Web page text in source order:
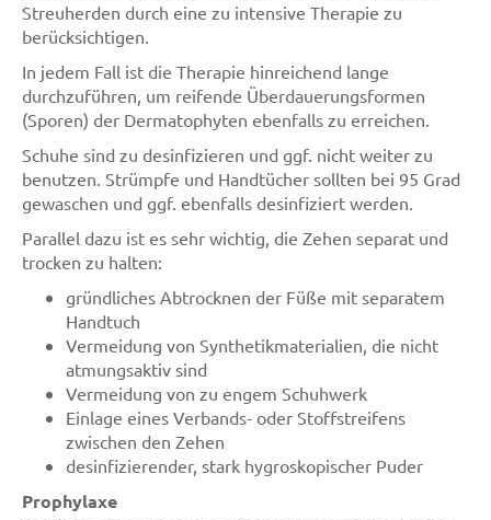
Streuherden durch eine zu intensive Therapie zu
berücksichtigen.
In jedem Fall ist die Therapie hinreichend lange
durchzuführen, um reifende Überdauerungsformen
(Sporen) der Dermatophyten ebenfalls zu erreichen.
Schuhe sind zu desinfizieren und ggf. nicht weiter zu
benutzen. Strümpfe und Handtücher sollten bei 95 Grad
gewaschen und ggf. ebenfalls desinfiziert werden.
Parallel dazu ist es sehr wichtig, die Zehen separat und
trocken zu halten:
gründliches Abtrocknen der Füße mit separatem
Handtuch
Vermeidung von Synthetikmaterialien, die nicht
atmungsaktiv sind
Vermeidung von zu engem Schuhwerk
Einlage eines Verbands- oder Stoffstreifens
zwischen den Zehen
desinfizierender, stark hygroskopischer Puder
Prophylaxe